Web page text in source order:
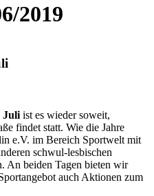
2019
Juli ist es wieder soweit,
findet statt. Wie die Jahre
e.V. im Bereich Sportwelt mit
schwul-lesbischen
An beiden Tagen bieten wir
auch Aktionen zum